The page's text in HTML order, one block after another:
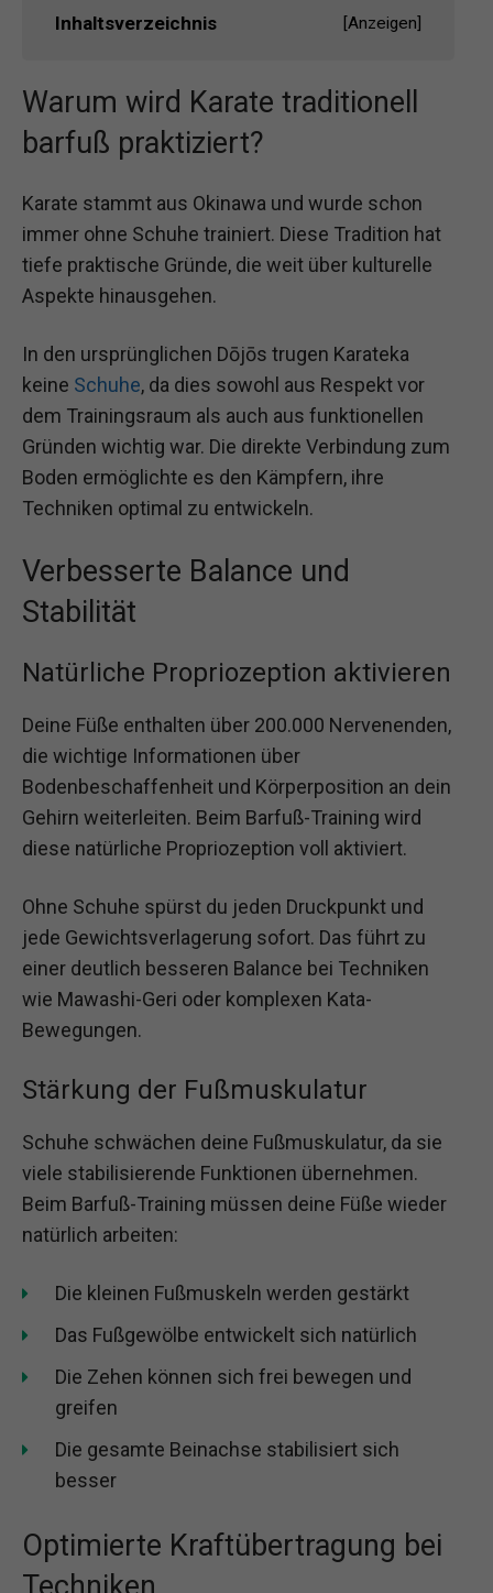
Inhaltsverzeichnis [Anzeigen]
Warum wird Karate traditionell
barfuß praktiziert?
Karate stammt aus Okinawa und wurde schon
immer ohne Schuhe trainiert. Diese Tradition hat
tiefe praktische Gründe, die weit über kulturelle
Aspekte hinausgehen.
In den ursprünglichen Dōjōs trugen Karateka
keine Schuhe, da dies sowohl aus Respekt vor
dem Trainingsraum als auch aus funktionellen
Gründen wichtig war. Die direkte Verbindung zum
Boden ermöglichte es den Kämpfern, ihre
Techniken optimal zu entwickeln.
Verbesserte Balance und
Stabilität
Natürliche Propriozeption aktivieren
Deine Füße enthalten über 200.000 Nervenenden,
die wichtige Informationen über
Bodenbeschaffenheit und Körperposition an dein
Gehirn weiterleiten. Beim Barfuß-Training wird
diese natürliche Propriozeption voll aktiviert.
Ohne Schuhe spürst du jeden Druckpunkt und
jede Gewichtsverlagerung sofort. Das führt zu
einer deutlich besseren Balance bei Techniken
wie Mawashi-Geri oder komplexen Kata-
Bewegungen.
Stärkung der Fußmuskulatur
Schuhe schwächen deine Fußmuskulatur, da sie
viele stabilisierende Funktionen übernehmen.
Beim Barfuß-Training müssen deine Füße wieder
natürlich arbeiten:
Die kleinen Fußmuskeln werden gestärkt
Das Fußgewölbe entwickelt sich natürlich
Die Zehen können sich frei bewegen und
greifen
Die gesamte Beinachse stabilisiert sich
besser
Optimierte Kraftübertragung bei